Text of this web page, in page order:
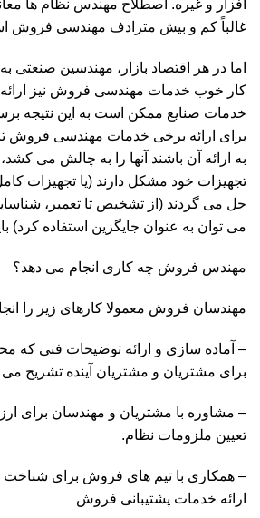
افزار و غیره. اصطلاح مهندس نظام ها
غالباً کم و بیش مترادف مهندسی فروش
اما در هر اقتصاد بازار، مهندسین صنعتی
کار خوب خدمات مهندسی فروش نیز
خدمات صنایع ممکن است به این نتیجه
برای ارائه برخی خدمات مهندسی فروش تا
به ارائه آن باشند آنها را به چالش می کشد،
تجهیزات خود مشکل دارند (یا تجهیزات کامل
حل می گردند (از تشخیص تا تعمیر،
می توان به عنوان جایگزین استفاده کرد)
مهندس فروش چه کاری انجام می دهد؟
مهندسان فروش معمولا کارهای زیر را
– آماده سازی و ارائه توضیحات فنی که
برای مشتریان و مشتریان آینده تشریح می
– مشاوره با مشتریان و مهندسان برای
تعیین ملزومات نظام.
– همکاری با تیم های فروش برای شناخت
ارائه خدمات پشتیبانی فروش